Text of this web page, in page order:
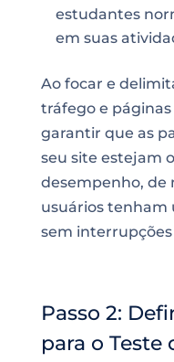
estudantes
em suas
Ao focar e
tráfego e
garantir que as
seu site estejam
desempenho, de
usuários tenham
sem interrupções
Passo 2:
para o Teste